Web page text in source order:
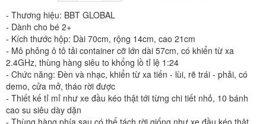
- Thương hiệu: BBT GLOBAL
- Dành cho bé 2+
- Kích thước hộp: Dài 70cm, rộng 14cm, cao 21cm
- Mô phỏng ô tô tải container cỡ lớn dài 57cm, có khiển từ xa
2.4GHz, thùng hàng siêu to khổng lồ tỉ lệ 1:24
- Chức năng: Đèn và nhạc, khiển từ xa tiến - lùi, rẽ trái - phải, có
demo, cửa mở, tháo rời được
- Thiết kế tỉ mỉ như xe đầu kéo thật tới từng chi tiết nhỏ, 10 bánh
cao su siêu dày dặn
- Thùng hàng phía sau có thể tách rời giống như xe đầu kéo thật